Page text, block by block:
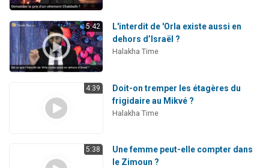
5:42
L'interdit de 'Orla existe aussi en
dehors d’Israël ?
Halakha Time
4:39
Doit-on tremper les étagères du
frigidaire au Mikvé ?
Halakha Time
5:38
Une femme peut-elle compter dans
le Zimoun ?